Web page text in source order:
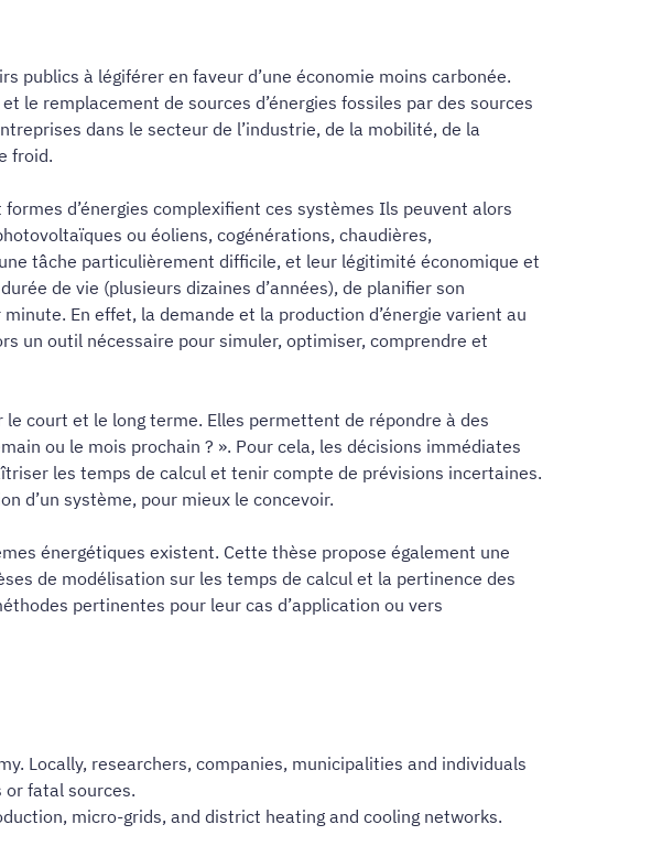
à légiférer en faveur d’une économie moins carbonée.
le remplacement de sources d’énergies fossiles par des sources
dans le secteur de l’industrie, de la mobilité, de la
froid.
d’énergies complexifient ces systèmes Ils peuvent alors
ou éoliens, cogénérations, chaudières,
tâche particulièrement difficile, et leur légitimité économique et
de vie (plusieurs dizaines d’années), de planifier son
En effet, la demande et la production d’énergie varient au
un outil nécessaire pour simuler, optimiser, comprendre et
court et le long terme. Elles permettent de répondre à des
ou le mois prochain ? ». Pour cela, les décisions immédiates
les temps de calcul et tenir compte de prévisions incertaines.
d’un système, pour mieux le concevoir.
énergétiques existent. Cette thèse propose également une
de modélisation sur les temps de calcul et la pertinence des
pertinentes pour leur cas d’application ou vers
Locally, researchers, companies, municipalities and individuals
fatal sources.
micro-grids, and district heating and cooling networks.